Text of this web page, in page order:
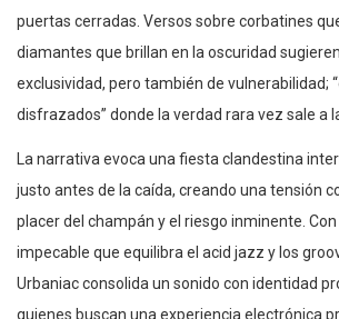
puertas cerradas. Versos sobre corbatines
diamantes que brillan en la oscuridad
exclusividad, pero también de vulnerabilidad;
disfrazados” donde la verdad rara vez sale a
La narrativa evoca una fiesta clandestina
justo antes de la caída, creando una tensión
placer del champán y el riesgo inminente.
impecable que equilibra el acid jazz y los
Urbaniac consolida un sonido con identidad
quienes buscan una experiencia electrónica